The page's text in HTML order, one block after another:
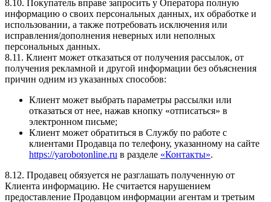
8.10. Покупатель вправе запросить у Оператора полную
информацию о своих персональных данных, их обработке и
использовании, а также потребовать исключения или
исправления/дополнения неверных или неполных
персональных данных.
8.11. Клиент может отказаться от получения рассылок, от
получения рекламной и другой информации без объяснения
причин одним из указанных способов:
Клиент может выбрать параметры рассылки или
отказаться от нее, нажав кнопку «отписаться» в
электронном письме;
Клиент может обратиться в Службу по работе с
клиентами Продавца по телефону, указанному на сайте
https://yarobotonline.ru в разделе «Контакты».
8.12. Продавец обязуется не разглашать полученную от
Клиента информацию. Не считается нарушением
предоставление Продавцом информации агентам и третьим